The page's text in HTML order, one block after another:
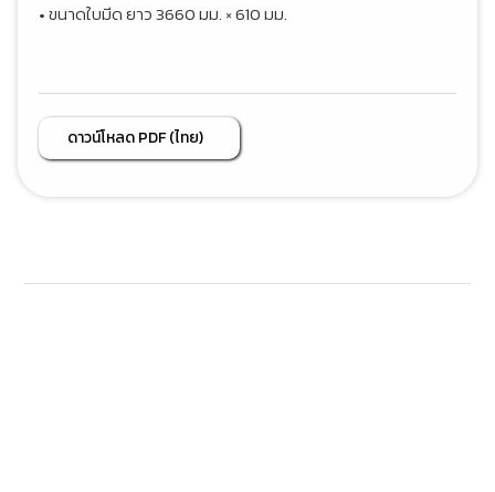
• ขนาดใบมีด ยาว 3660 มม. × 610 มม.
ดาวน์โหลด PDF (ไทย)